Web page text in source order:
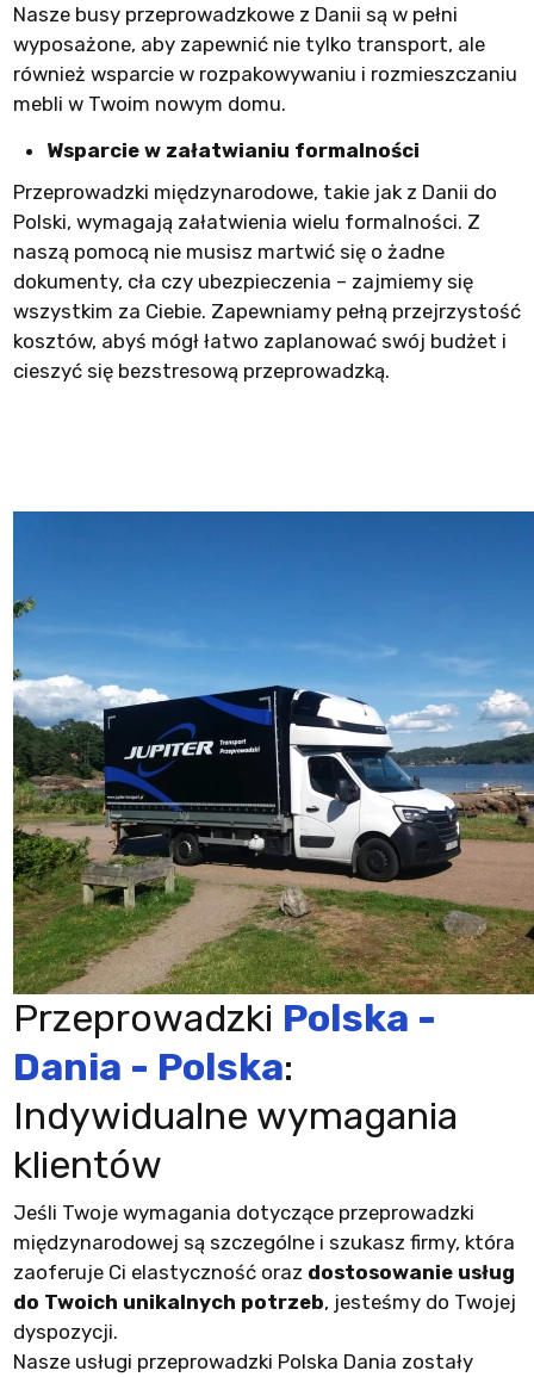
Nasze busy przeprowadzkowe z Danii są w pełni
wyposażone, aby zapewnić nie tylko transport, ale
również wsparcie w rozpakowywaniu i rozmieszczaniu
mebli w Twoim nowym domu.
Wsparcie w załatwianiu formalności
Przeprowadzki międzynarodowe, takie jak z Danii do
Polski, wymagają załatwienia wielu formalności. Z
naszą pomocą nie musisz martwić się o żadne
dokumenty, cła czy ubezpieczenia – zajmiemy się
wszystkim za Ciebie. Zapewniamy pełną przejrzystość
kosztów, abyś mógł łatwo zaplanować swój budżet i
cieszyć się bezstresową przeprowadzką.
Przeprowadzki Polska -
Dania - Polska:
Indywidualne wymagania
klientów
Jeśli Twoje wymagania dotyczące przeprowadzki
międzynarodowej są szczególne i szukasz firmy, która
zaoferuje Ci elastyczność oraz dostosowanie usług
do Twoich unikalnych potrzeb, jesteśmy do Twojej
dyspozycji.
Nasze usługi przeprowadzki Polska Dania zostały